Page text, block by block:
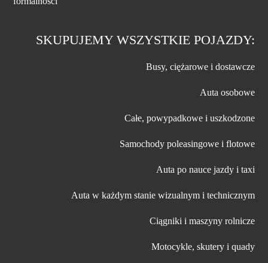
SKUPUJEMY WSZYSTKIE POJAZDY:
Busy, ciężarowe i dostawcze
Auta osobowe
Całe, powypadkowe i uszkodzone
Samochody poleasingowe i flotowe
Auta po nauce jazdy i taxi
Auta w każdym stanie wizualnym i technicznym
Ciągniki i maszyny rolnicze
Motocykle, skutery i quady